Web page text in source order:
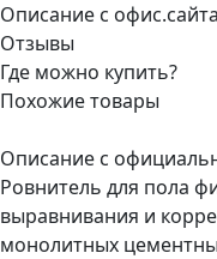
Описание с офис.сайта
Отзывы
Где можно купить?
Похожие товары
Описание с
Ровнитель для пола
выравнивания и
монолитных